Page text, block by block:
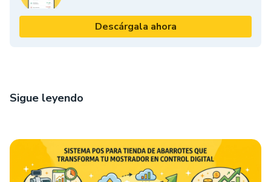
Descárgala ahora
Sigue leyendo